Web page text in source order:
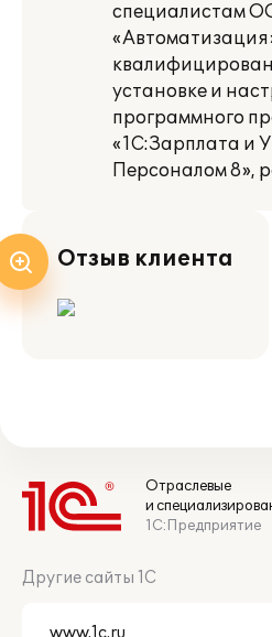
специалистам
установке и
программного
«1С:Зарплата и
Персоналом 8»,
Отзыв клиента
Отраслевые
и
1С:Предприятие
Другие сайты 1С